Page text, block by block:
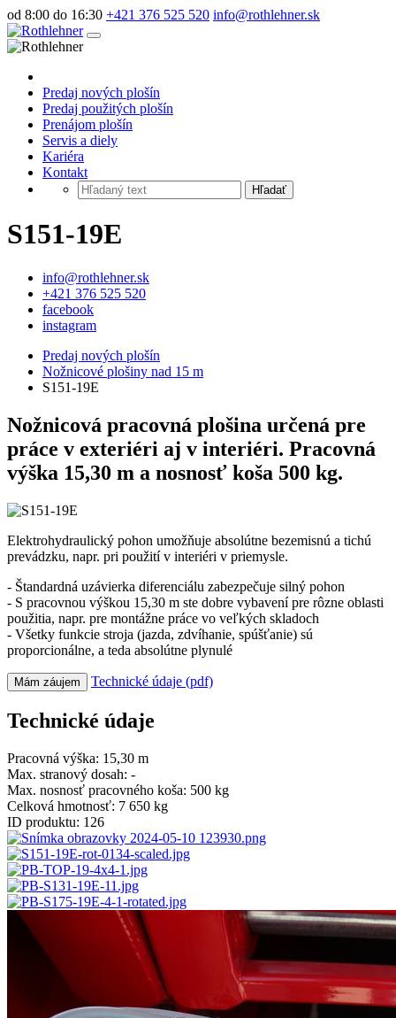
od 8:00 do 16:30 +421 376 525 520 info@rothlehner.sk
Predaj nových plošín
Predaj použitých plošín
Prenájom plošín
Servis a diely
Kariéra
Kontakt
Hľadať
S151-19E
info@rothlehner.sk
+421 376 525 520
facebook
instagram
Predaj nových plošín
Nožnicové plošiny nad 15 m
S151-19E
Nožnicová pracovná plošina určená pre
práce v exteriéri aj v interiéri. Pracovná
výška 15,30 m a nosnosť koša 500 kg.
Elektrohydraulický pohon umožňuje absolútne bezemisnú a tichú
prevádzku, napr. pri použití v interiéri v priemysle.
- Štandardná uzávierka diferenciálu zabezpečuje silný pohon
- S pracovnou výškou 15,30 m ste dobre vybavení pre rôzne oblasti
použitia, napr. pre montážne práce vo veľkých skladoch
- Všetky funkcie stroja (jazda, zdvíhanie, spúšťanie) sú
proporcionálne, a teda absolútne plynulé
Mám záujem Technické údaje (pdf)
Technické údaje
Pracovná výška: 15,30 m
Max. stranový dosah: -
Max. nosnosť pracovného koša: 500 kg
Celková hmotnosť: 7 650 kg
ID produktu: 126